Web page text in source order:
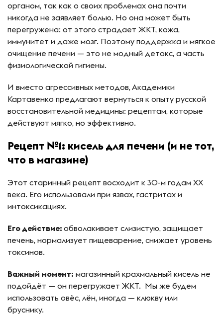
органом, так как о своих проблемах она почти
никогда не заявляет болью. Но она может быть
перегружена: от этого страдает ЖКТ, кожа,
иммунитет и даже мозг. Поэтому поддержка и мягкое
очищение печени — это не модный детокс, а часть
физиологической гигиены.
И вместо агрессивных методов, Академики
Картавенко предлагают вернуться к опыту русской
восстановительной медицины: рецептам, которые
действуют мягко, но эффективно.
Рецепт №1: кисель для печени (и не тот,
что в магазине)
Этот старинный рецепт восходит к 30-м годам XX
века. Его использовали при язвах, гастритах и
интоксикациях.
Его действие: обволакивает слизистую, защищает
печень, нормализует пищеварение, снижает уровень
токсинов.
Важный момент: магазинный крахмальный кисель не
подойдёт — он перегружает ЖКТ. Мы же будем
использовать овёс, лён, иногда — клюкву или
бруснику.